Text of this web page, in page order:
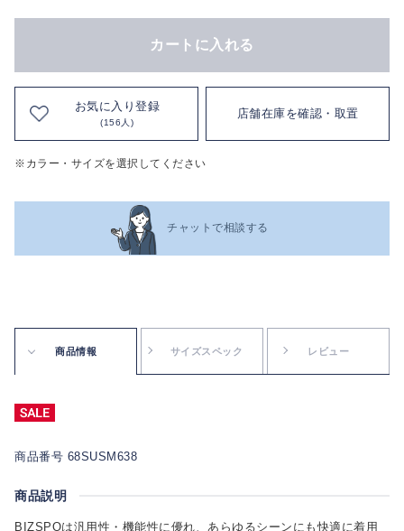
カートに入れる
お気に入り登録
(156人)
店舗在庫を確認・取置
※カラー・サイズを選択してください
チャットで相談する
商品情報 サイズスペック レビュー
商品番号 68SUSM638
商品説明
BIZSPOは汎用性・機能性に優れ、あらゆるシーンにも快適に着用